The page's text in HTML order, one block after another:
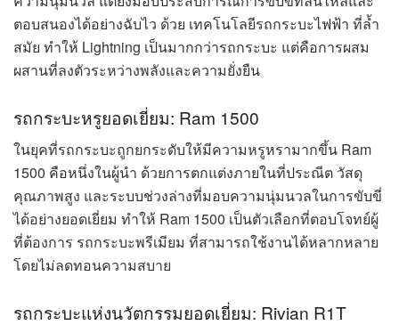
ตอบสนองได้อย่างฉับไว ด้วย เทคโนโลยีรถกระบะไฟฟ้า ที่ล้ำ
สมัย ทำให้ Lightning เป็นมากกว่ารถกระบะ แต่คือการผสม
ผสานที่ลงตัวระหว่างพลังและความยั่งยืน
รถกระบะหรูยอดเยี่ยม: Ram 1500
ในยุคที่รถกระบะถูกยกระดับให้มีความหรูหรามากขึ้น Ram
1500 คือหนึ่งในผู้นำ ด้วยการตกแต่งภายในที่ประณีต วัสดุ
คุณภาพสูง และระบบช่วงล่างที่มอบความนุ่มนวลในการขับขี่
ได้อย่างยอดเยี่ยม ทำให้ Ram 1500 เป็นตัวเลือกที่ตอบโจทย์ผู้
ที่ต้องการ รถกระบะพรีเมียม ที่สามารถใช้งานได้หลากหลาย
โดยไม่ลดทอนความสบาย
รถกระบะแห่งนวัตกรรมยอดเยี่ยม: Rivian R1T